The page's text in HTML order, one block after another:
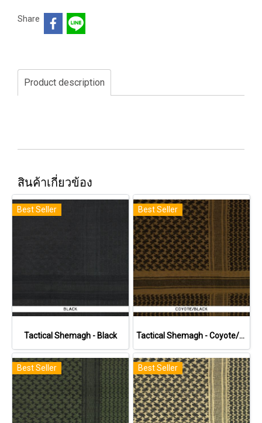
Share
Product description
สินค้าเกี่ยวข้อง
Best Seller
Tactical Shemagh - Black
Best Seller
Tactical Shemagh - Coyote/Black
Best Seller Best Seller